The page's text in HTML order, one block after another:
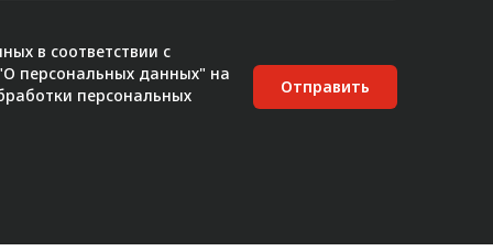
в соответствии с
персональных данных" на
персональных
Отправить